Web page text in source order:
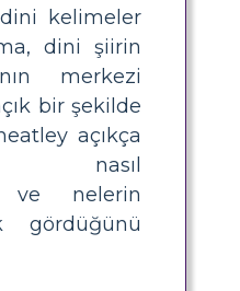
kelimeler
dini şiirin
merkezi
bir şekilde
açıkça
nasıl
ve nelerin
gördüğünü